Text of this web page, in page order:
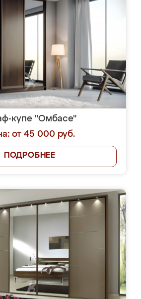
купе "Омбасе"
от 45 000 руб.
ПОДРОБНЕЕ